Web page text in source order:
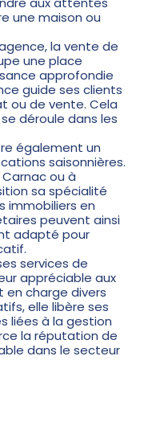
une maison ou
la vente de
une place
approfondie
guide ses clients
ou de vente. Cela
déroule dans les
également un
saisonnières.
ou à
sa spécialité
immobiliers en
peuvent ainsi
adapté pour
services de
appréciable aux
en charge divers
elle libère ses
liées à la gestion
la réputation de
dans le secteur